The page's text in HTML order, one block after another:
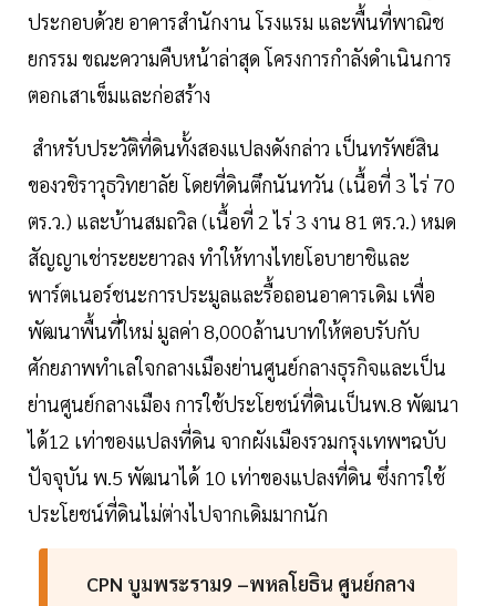
ประกอบด้วย อาคารสำนักงาน โรงแรม และพื้นที่พาณิช
ยกรรม ขณะความคืบหน้าล่าสุด โครงการกำลังดำเนินการ
ตอกเสาเข็มและก่อสร้าง
สำหรับประวัติที่ดินทั้งสองแปลงดังกล่าว เป็นทรัพย์สิน
ของวชิราวุธวิทยาลัย โดยที่ดินตึกนันทวัน (เนื้อที่ 3 ไร่ 70
ตร.ว.) และบ้านสมถวิล (เนื้อที่ 2 ไร่ 3 งาน 81 ตร.ว.) หมด
สัญญาเช่าระยะยาวลง ทำให้ทางไทยโอบายาชิและ
พาร์ตเนอร์ชนะการประมูลและรื้อถอนอาคารเดิม เพื่อ
พัฒนาพื้นที่ใหม่ มูลค่า 8,000ล้านบาทให้ตอบรับกับ
ศักยภาพทำเลใจกลางเมืองย่านศูนย์กลางธุรกิจและเป็น
ย่านศูนย์กลางเมือง การใช้ประโยชน์ที่ดินเป็นพ.8 พัฒนา
ได้12 เท่าของแปลงที่ดิน จากผังเมืองรวมกรุงเทพฯฉบับ
ปัจจุบัน พ.5 พัฒนาได้ 10 เท่าของแปลงที่ดิน ซึ่งการใช้
ประโยชน์ที่ดินไม่ต่างไปจากเดิมมากนัก
CPN บูมพระราม9 –พหลโยธิน ศูนย์กลาง